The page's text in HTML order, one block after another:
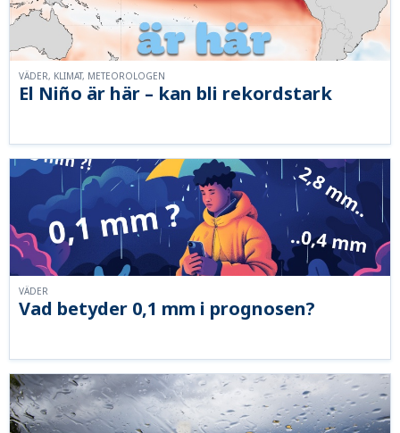
El Niño är här – kan bli rekordstark
VÄDER, KLIMAT, METEOROLOGEN
Vad betyder 0,1 mm i prognosen?
VÄDER